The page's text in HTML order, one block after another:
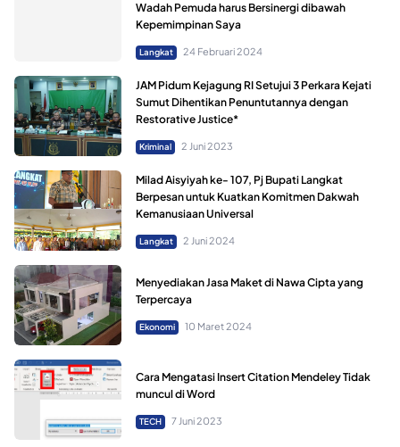
Wadah Pemuda harus Bersinergi dibawah
Kepemimpinan Saya
Langkat 24 Februari 2024
JAM Pidum Kejagung RI Setujui 3 Perkara Kejati
Sumut Dihentikan Penuntutannya dengan
Restorative Justice*
Kriminal 2 Juni 2023
Milad Aisyiyah ke- 107, Pj Bupati Langkat
Berpesan untuk Kuatkan Komitmen Dakwah
Kemanusiaan Universal
Langkat 2 Juni 2024
Menyediakan Jasa Maket di Nawa Cipta yang
Terpercaya
Ekonomi 10 Maret 2024
Cara Mengatasi Insert Citation Mendeley Tidak
muncul di Word
TECH 7 Juni 2023